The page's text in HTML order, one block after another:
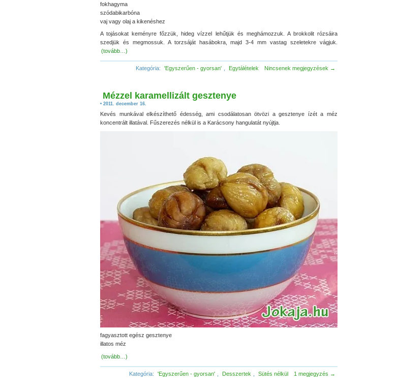
fokhagyma
szódabikarbóna
vaj vagy olaj a kikenéshez
A tojásokat keményre főzzük, hideg vízzel lehűtjük és meghámozzuk. A brokkolit rózsáira
szedjük és megmossuk. A torzsáját hasábokra, majd 3-4 mm vastag szeletekre vágjuk.
(tovább…)
Kategória: 'Egyszerűen - gyorsan' Egytálételek Nincsenek megjegyzések →
Mézzel karamellizált gesztenye
• 2011. december 16.
Kevés munkával elkészíthető édesség, ami csodálatosan ötvözi a gesztenye ízét a méz
koncentrált illatával. Fűszerezés nélkül is a Karácsony hangulatát nyújtja.
fagyasztott egész gesztenye
illatos méz
(tovább…)
Kategória: 'Egyszerűen - gyorsan' Desszertek Sütés nélkül 1 megjegyzés →